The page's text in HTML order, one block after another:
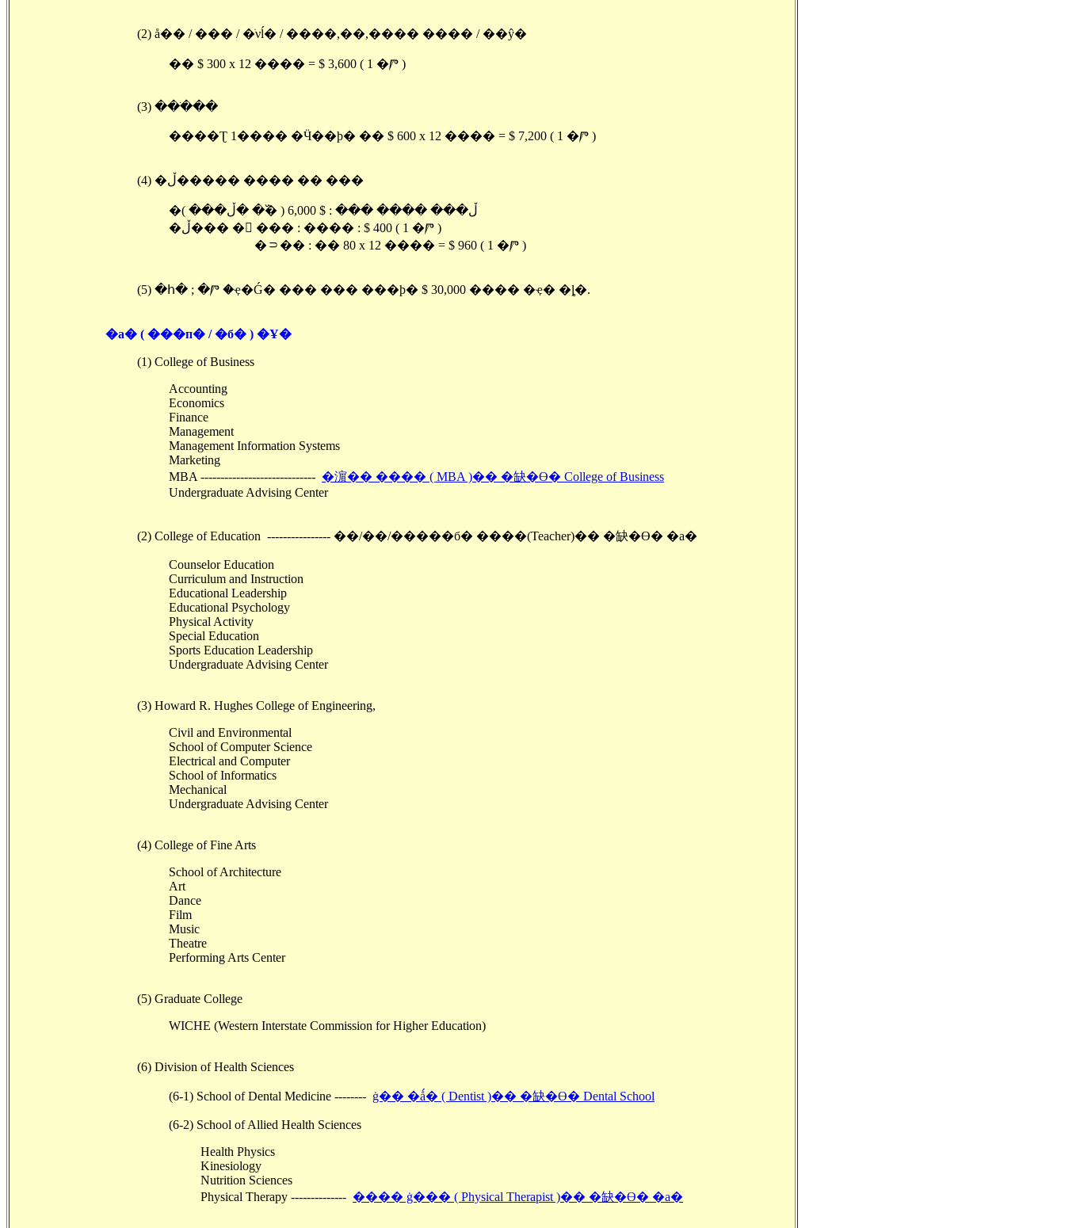
(2) å�� / ��� / �ֺνĺ� / ����,��,���� ���� / ��ŷ�
�� $ 300 x 12 ���� = $ 3,600 ( 1 �Ⱓ )
(3) ���ֺ��
����Ʈ 1���� �Ӵ��ϸ� �� $ 600 x 12 ���� = $ 7,200 ( 1 �Ⱓ )
(4) �ڵ����� ���� �� ���
�ڵ��� ���� ��� : $ 6,000 ( �߰� �ڵ��� )
�ڵ��� � ��� : ���� : $ 400 ( 1 �Ⱓ )
�⸧�� : �� 80 x 12 ���� = $ 960 ( 1 �Ⱓ )
(5) �հ� ; �Ⱓ �ҿ�Ǵ� ��� ��� ���ϸ� $ 30,000 ���� �ҿ� �ȴ�.
�а� ( ���п� / �б� ) �Ұ�
(1) College of Business
Accounting
Economics
Finance
Management
Management Information Systems
Marketing
MBA ----------------------------- �濵�� ���� ( MBA )�� �缺�ϴ� College of Business
Undergraduate Advising Center
(2) College of Education ---------------- ��/��/�����б� ����(Teacher)�� �缺�ϴ� �а�
Counselor Education
Curriculum and Instruction
Educational Leadership
Educational Psychology
Physical Activity
Special Education
Sports Education Leadership
Undergraduate Advising Center
(3) Howard R. Hughes College of Engineering,
Civil and Environmental
School of Computer Science
Electrical and Computer
School of Informatics
Mechanical
Undergraduate Advising Center
(4) College of Fine Arts
School of Architecture
Art
Dance
Film
Music
Theatre
Performing Arts Center
(5) Graduate College
WICHE (Western Interstate Commission for Higher Education)
(6) Division of Health Sciences
(6-1) School of Dental Medicine -------- ġ�� �ǻ� ( Dentist )�� �缺�ϴ� Dental School
(6-2) School of Allied Health Sciences
Health Physics
Kinesiology
Nutrition Sciences
Physical Therapy -------------- ���� ġ��� ( Physical Therapist )�� �缺�ϴ� �а�